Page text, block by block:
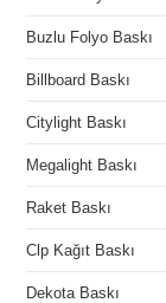
Buzlu Folyo Baskı
Billboard Baskı
Citylight Baskı
Megalight Baskı
Raket Baskı
Clp Kağıt Baskı
Dekota Baskı